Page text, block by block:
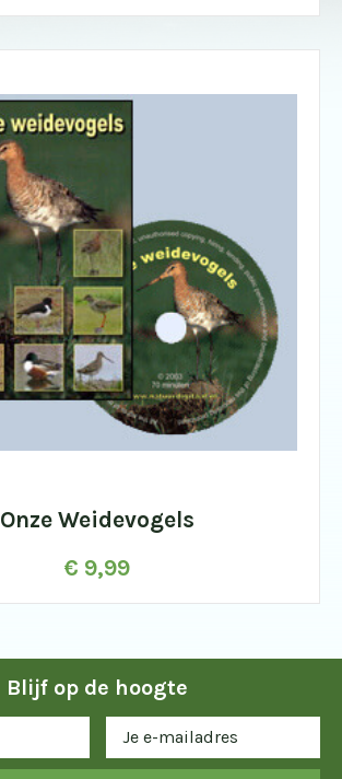
Onze Weidevogels
€ 9,99
Blijf op de hoogte